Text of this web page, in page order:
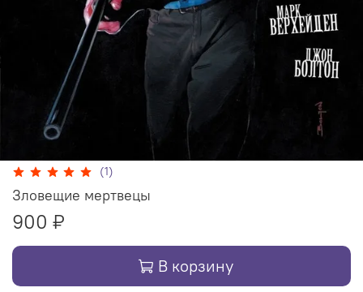
(1)
Зловещие мертвецы
900 ₽
В корзину